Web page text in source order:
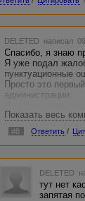
DELETED написал
Спасибо, я знаю
Я уже подал
пунктуационные
Просто это
администрации.
было
Но в этом случае...
А эта ветка,
работать просто
Вроде бы
И кстати, просто
Спасибо за
Показать весь
#8 Ответить /
DELETED
тут нет
запятая